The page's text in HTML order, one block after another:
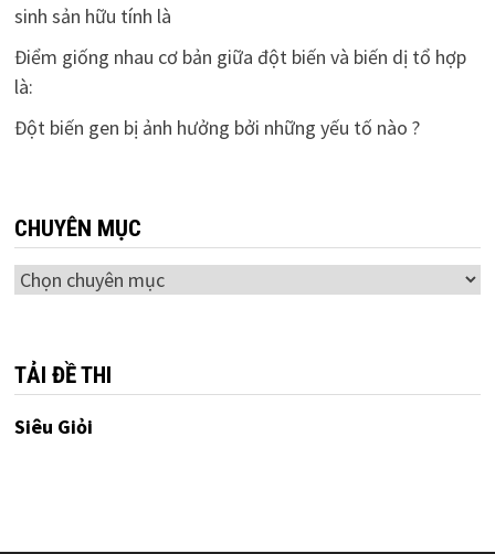
sinh sản hữu tính là
Điểm giống nhau cơ bản giữa đột biến và biến dị tổ hợp
là:
Đột biến gen bị ảnh hưởng bởi những yếu tố nào ?
CHUYÊN MỤC
Chuyên
TẢI ĐỀ THI
Siêu Giỏi